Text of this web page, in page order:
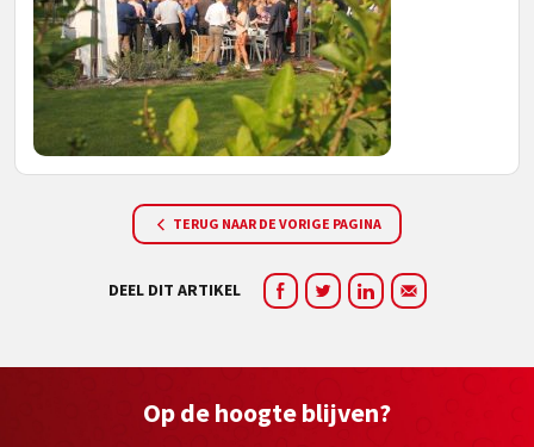
TERUG NAAR DE VORIGE PAGINA
DEEL DIT ARTIKEL
Op de hoogte blijven?